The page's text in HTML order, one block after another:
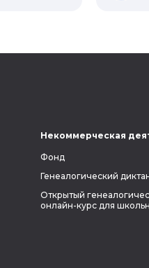
и волости
Некоммерческая
Фонд
Генеалогический
Открытый
онлайн-курс для